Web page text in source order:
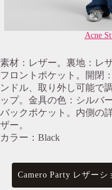
Acne
素材：レザー。裏地：レ
フロントポケット。開閉
ンドル、取り外し可能で
ップ。金具の色：シルバ
バックポケット。内側の
ザー。
カラー：Black
Camero Party レザーシ